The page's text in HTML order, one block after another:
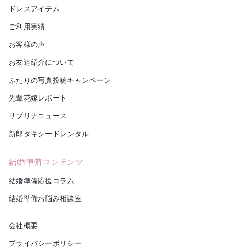
ドレスアイテム
ご利用実績
お客様の声
お友達紹介について
ふたりの写真投稿キャンペーン
先輩花嫁レポート
サブリナニュース
新郎タキシードレンタル
結婚準備コンテンツ
結婚準備応援コラム
結婚準備お悩み相談室
会社概要
プライバシーポリシー